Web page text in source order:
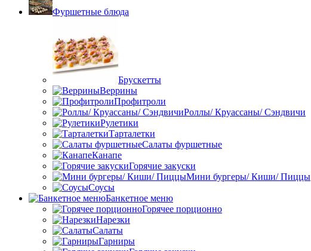
Фуршетные блюда
Брускетты
Веррины
Профитроли
Роллы/ Круассаны/ Сэндвичи
Рулетики
Тарталетки
Салаты фуршетные
Канапе
Горячие закуски
Мини бургеры/ Киши/ Пиццы
Соусы
Банкетное меню
Горячее порционно
Нарезки
Салаты
Гарниры